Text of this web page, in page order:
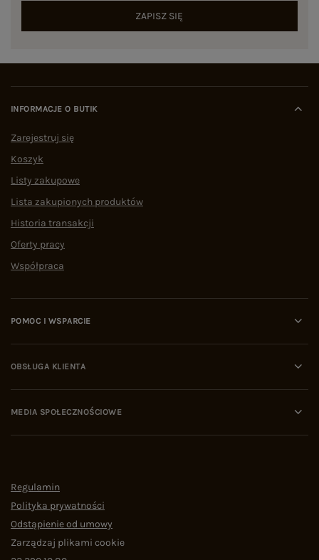
ZAPISZ SIĘ
INFORMACJE O BUTIK
Zarejestruj się
Koszyk
Listy zakupowe
Lista zakupionych produktów
Historia transakcji
Oferty pracy
Współpraca
POMOC I WSPARCIE
OBSŁUGA KLIENTA
MEDIA SPOŁECZNOŚCIOWE
Regulamin
Polityka prywatności
Odstąpienie od umowy
Zarządzaj plikami cookie